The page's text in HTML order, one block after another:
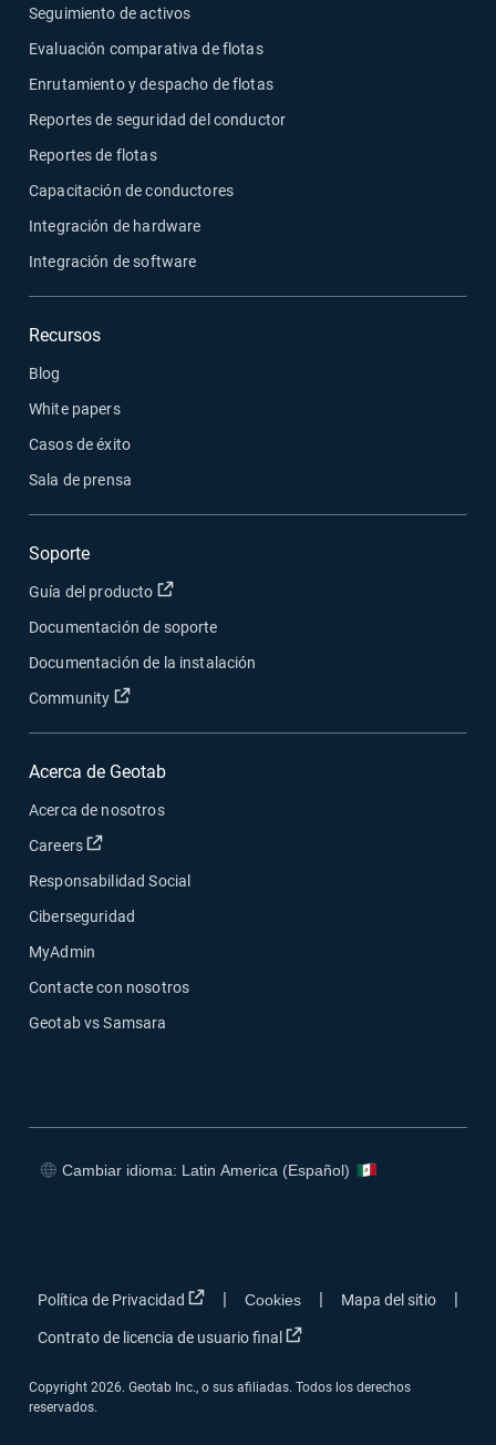
Seguimiento de activos
Evaluación comparativa de flotas
Enrutamiento y despacho de flotas
Reportes de seguridad del conductor
Reportes de flotas
Capacitación de conductores
Integración de hardware
Integración de software
Recursos
Blog
White papers
Casos de éxito
Sala de prensa
Soporte
Guía del producto Abrir en una nueva ventana
Documentación de soporte
Documentación de la instalación
Community
Abrir en una nueva ventana
Acerca de Geotab
Acerca de nosotros
Careers
Abrir en una nueva ventana
Responsabilidad Social
Ciberseguridad
MyAdmin
Contacte con nosotros
Geotab vs Samsara
Cambiar idioma: Latin America (Español)
Política de Privacidad Abrir en una nueva ventana
| Cookies | Mapa del sitio |
Contrato de licencia de usuario final Abrir en una nueva ventana
Copyright 2026. Geotab Inc., o sus afiliadas. Todos los derechos
reservados.